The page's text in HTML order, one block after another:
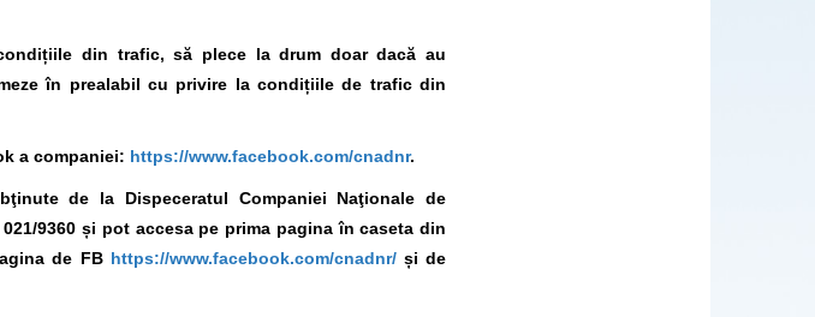
din trafic, să plece la drum doar dacă au
în prealabil cu privire la condițiile de trafic din
a companiei: https://www.facebook.com/cnadnr.
de la Dispeceratul Companiei Naţionale de
9360 și pot accesa pe prima pagina în caseta din
de FB https://www.facebook.com/cnadnr/și de